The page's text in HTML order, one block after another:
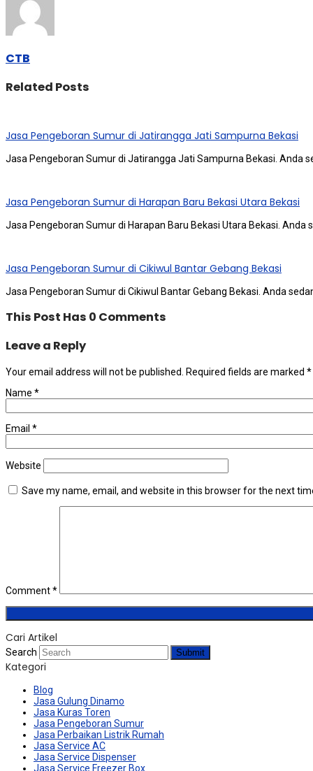
CTB
Related Posts
Jasa Pengeboran Sumur di Jatirangga Jati Sampurna Bekasi
Jasa Pengeboran Sumur di Jatirangga Jati Sampurna Bekasi. Andа
Jasa Pengeboran Sumur di Harapan Baru Bekasi Utara Bekasi
Jasa Pengeboran Sumur di Harapan Baru Bekasi Utara Bekasi.
Jasa Pengeboran Sumur di Cikiwul Bantar Gebang Bekasi
Jasa Pengeboran Sumur di Cikiwul Bantar Gebang Bekasi. Andа
This Post Has 0 Comments
Leave a Reply
Your email address will not be published. Required fields are marked *
Name *
Email *
Website
Save my name, email, and website in this browser for the next
Comment*
Cari Artikel
Search Submit
Kategori
Blog
Jasa Gulung Dinamo
Jasa Kuras Toren
Jasa Pengeboran Sumur
Jasa Perbaikan Listrik Rumah
Jasa Service AC
Jasa Service Dispenser
Jasa Service Freezer Box